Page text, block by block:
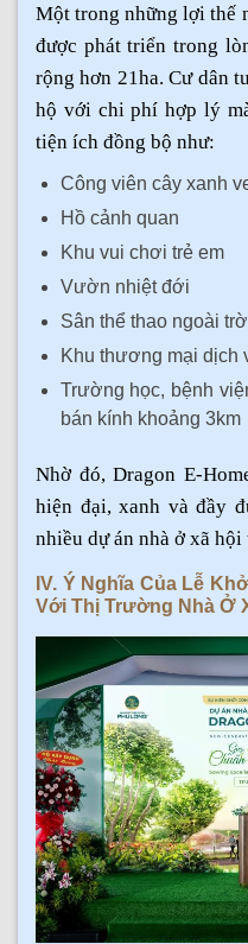
Một trong những lợi thế
được phát triển trong
rộng hơn 21ha. Cư dân
hộ với chi phí hợp lý
tiện ích đồng bộ như:
Công viên cây xanh
Hồ cảnh quan
Khu vui chơi trẻ em
Vườn nhiệt đới
Sân thể thao ngoài
Khu thương mại dịch
Trường học, bệnh
bán kính khoảng 3km
Nhờ đó, Dragon E-
hiện đại, xanh và đầy
nhiều dự án nhà ở xã
IV. Ý Nghĩa Của Lễ
Với Thị Trường Nhà Ở